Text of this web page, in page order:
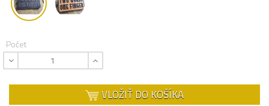
Počet
VLOŽIŤ DO KOŠÍKA